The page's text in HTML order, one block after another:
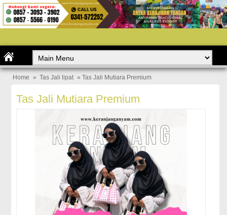
Home » Tas Jali lipat » Tas Jali Mutiara Premium
Tas Jali Mutiara Premium